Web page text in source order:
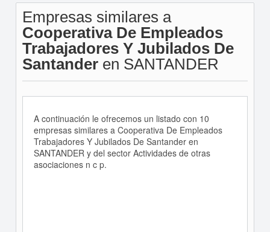
Empresas similares a
Cooperativa De Empleados
Trabajadores Y Jubilados De
Santanderen SANTANDER
A continuación le ofrecemos un listado con 10
empresas similares a Cooperativa De Empleados
Trabajadores Y Jubilados De Santander en
SANTANDER y del sector Actividades de otras
asociaciones n c p.